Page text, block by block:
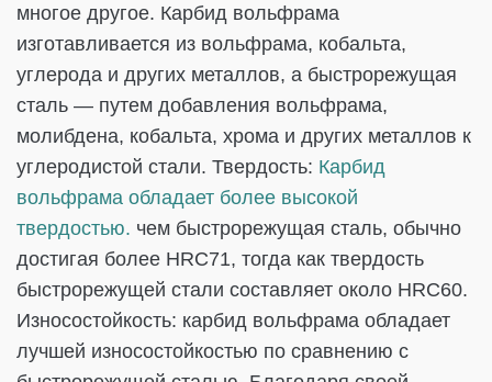
многое другое. Карбид вольфрама
изготавливается из вольфрама, кобальта,
углерода и других металлов, а быстрорежущая
сталь — путем добавления вольфрама,
молибдена, кобальта, хрома и других металлов к
углеродистой стали. Твердость: Карбид
вольфрама обладает более высокой
твердостью. чем быстрорежущая сталь, обычно
достигая более HRC71, тогда как твердость
быстрорежущей стали составляет около HRC60.
Износостойкость: карбид вольфрама обладает
лучшей износостойкостью по сравнению с